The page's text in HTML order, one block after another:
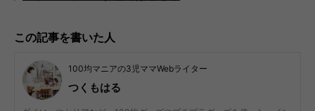
この記事を書いた人
100均マニアの3児ママWebライター
つくもはる